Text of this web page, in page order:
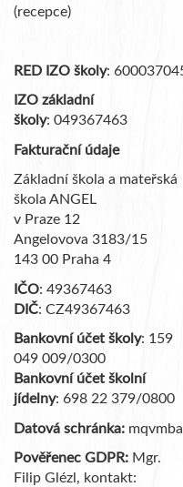
(recepce)
RED IZO školy:
IZO základní
školy: 049367463
Fakturační údaje
Základní škola a mateřská
škola ANGEL
v Praze 12
Angelovova 3183/15
143 00 Praha 4
IČO: 49367463
DIČ: CZ49367463
Bankovní účet školy: 159
049 009/0300
Bankovní účet školní
jídelny: 698 22 379/0800
Datová schránka:
Pověřenec GDPR: Mgr.
Filip Glézl, kontakt: